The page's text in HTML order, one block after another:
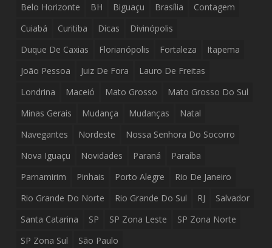
Belo Horizonte BH Biguaçu Brasília
Contagem
Cuiabá
Curitiba Dicas
Divinópolis
Duque De Caxias
Florianópolis Fortaleza
Itapema
João Pessoa
Juiz De Fora
Lauro De Freitas
Londrina
Maceió Mato Grosso
Mato Grosso Do Sul
Minas Gerais
Mudança Mudanças
Natal
Navegantes
Nordeste
Nossa Senhora Do Socorro
Nova Iguaçu
Novidades Paraná
Paraíba
Parnamirim
Pinhais Porto Alegre
Rio De Janeiro
Rio Grande Do Norte
Rio Grande Do Sul RJ
Salvador
Santa Catarina
SP SP Zona Leste
SP Zona Norte
SP Zona Sul
São Paulo